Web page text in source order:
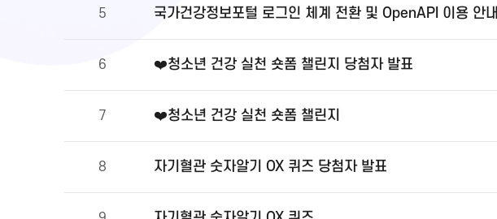
5 국가건강정보포털 로그인 체계 전환 및 OpenAPI 이용 안내
6 ❤️청소년 건강 실천 숏폼 챌린지 당첨자 발표
7 ❤️청소년 건강 실천 숏폼 챌린지
8 자기혈관 숫자알기 OX 퀴즈 당첨자 발표